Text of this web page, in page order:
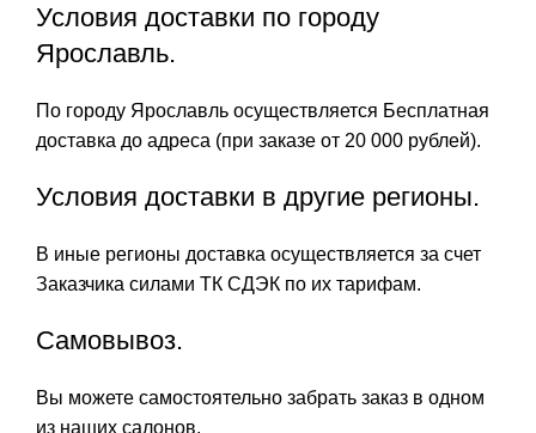
Условия доставки по городу
Ярославль.
По городу Ярославль осуществляется Бесплатная
доставка до адреса (при заказе от 20 000 рублей).
Условия доставки в другие регионы.
В иные регионы доставка осуществляется за счет
Заказчика силами ТК СДЭК по их тарифам.
Самовывоз.
Вы можете самостоятельно забрать заказ в одном
из наших салонов.